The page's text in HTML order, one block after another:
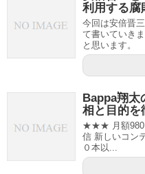
利用する腐
今回は安倍晋
て書いていき
と思います。
Bappa翔太
相と目的を
★★★ 月額980
信 新しいコン
０本以...